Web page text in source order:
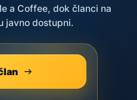
a Coffee, dok članci na
javno dostupni.